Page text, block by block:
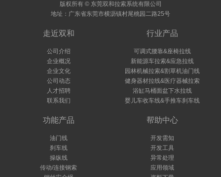
版权所有 © 东莞双和拉索系统有限公司
地址：广东省东莞市横沥镇村尾桃园二路25号
走近双和
公司介绍
企业概况
企业文化
公司动态
人才招聘
联系我们
行业产品
可调式腰靠&座椅拉线
新能源车拉索&应急拉线
园林机械拉索&割草机油门线
健身器材拉线&医疗器械拉索
浴缸马桶面盆下水拉线
婴儿车收车线&手推车刹车线
功能产品
油门线
刹车线
操纵线
传动/连接钢索
帮助中心
开发需知
开发工具
异常处理
应用领域